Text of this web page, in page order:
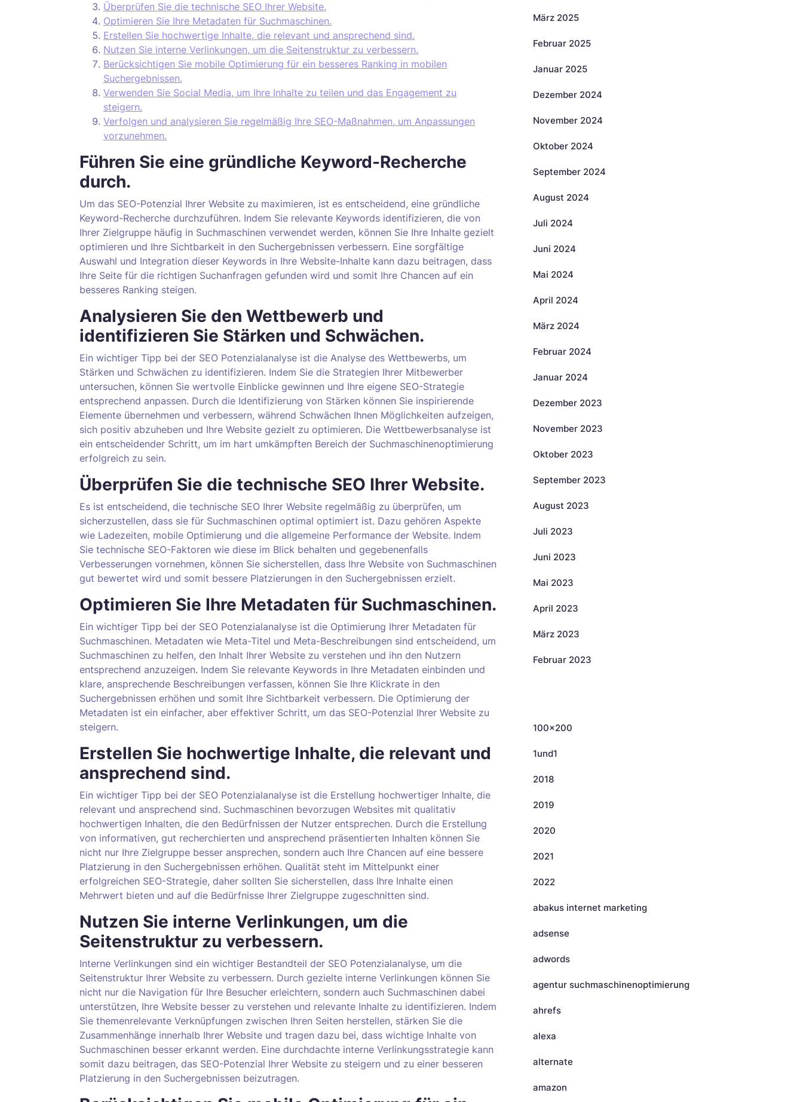
Überprüfen Sie die technische SEO Ihrer Website.
Optimieren Sie Ihre Metadaten für Suchmaschinen.
Erstellen Sie hochwertige Inhalte, die relevant und ansprechend sind.
Nutzen Sie interne Verlinkungen, um die Seitenstruktur zu verbessern.
Berücksichtigen Sie mobile Optimierung für ein besseres Ranking in mobilen
Suchergebnissen.
Verwenden Sie Social Media, um Ihre Inhalte zu teilen und das Engagement zu
steigern.
Verfolgen und analysieren Sie regelmäßig Ihre SEO-Maßnahmen, um Anpassungen
vorzunehmen.
Führen Sie eine gründliche Keyword-Recherche
durch.
Um das SEO-Potenzial Ihrer Website zu maximieren, ist es entscheidend, eine gründliche
Keyword-Recherche durchzuführen. Indem Sie relevante Keywords identifizieren, die von
Ihrer Zielgruppe häufig in Suchmaschinen verwendet werden, können Sie Ihre Inhalte gezielt
optimieren und Ihre Sichtbarkeit in den Suchergebnissen verbessern. Eine sorgfältige
Auswahl und Integration dieser Keywords in Ihre Website-Inhalte kann dazu beitragen, dass
Ihre Seite für die richtigen Suchanfragen gefunden wird und somit Ihre Chancen auf ein
besseres Ranking steigen.
Analysieren Sie den Wettbewerb und
identifizieren Sie Stärken und Schwächen.
Ein wichtiger Tipp bei der SEO Potenzialanalyse ist die Analyse des Wettbewerbs, um
Stärken und Schwächen zu identifizieren. Indem Sie die Strategien Ihrer Mitbewerber
untersuchen, können Sie wertvolle Einblicke gewinnen und Ihre eigene SEO-Strategie
entsprechend anpassen. Durch die Identifizierung von Stärken können Sie inspirierende
Elemente übernehmen und verbessern, während Schwächen Ihnen Möglichkeiten aufzeigen,
sich positiv abzuheben und Ihre Website gezielt zu optimieren. Die Wettbewerbsanalyse ist
ein entscheidender Schritt, um im hart umkämpften Bereich der Suchmaschinenoptimierung
erfolgreich zu sein.
Überprüfen Sie die technische SEO Ihrer Website.
Es ist entscheidend, die technische SEO Ihrer Website regelmäßig zu überprüfen, um
sicherzustellen, dass sie für Suchmaschinen optimal optimiert ist. Dazu gehören Aspekte
wie Ladezeiten, mobile Optimierung und die allgemeine Performance der Website. Indem
Sie technische SEO-Faktoren wie diese im Blick behalten und gegebenenfalls
Verbesserungen vornehmen, können Sie sicherstellen, dass Ihre Website von Suchmaschinen
gut bewertet wird und somit bessere Platzierungen in den Suchergebnissen erzielt.
Optimieren Sie Ihre Metadaten für Suchmaschinen.
Ein wichtiger Tipp bei der SEO Potenzialanalyse ist die Optimierung Ihrer Metadaten für
Suchmaschinen. Metadaten wie Meta-Titel und Meta-Beschreibungen sind entscheidend, um
Suchmaschinen zu helfen, den Inhalt Ihrer Website zu verstehen und ihn den Nutzern
entsprechend anzuzeigen. Indem Sie relevante Keywords in Ihre Metadaten einbinden und
klare, ansprechende Beschreibungen verfassen, können Sie Ihre Klickrate in den
Suchergebnissen erhöhen und somit Ihre Sichtbarkeit verbessern. Die Optimierung der
Metadaten ist ein einfacher, aber effektiver Schritt, um das SEO-Potenzial Ihrer Website zu
steigern.
Erstellen Sie hochwertige Inhalte, die relevant und
ansprechend sind.
Ein wichtiger Tipp bei der SEO Potenzialanalyse ist die Erstellung hochwertiger Inhalte, die
relevant und ansprechend sind. Suchmaschinen bevorzugen Websites mit qualitativ
hochwertigen Inhalten, die den Bedürfnissen der Nutzer entsprechen. Durch die Erstellung
von informativen, gut recherchierten und ansprechend präsentierten Inhalten können Sie
nicht nur Ihre Zielgruppe besser ansprechen, sondern auch Ihre Chancen auf eine bessere
Platzierung in den Suchergebnissen erhöhen. Qualität steht im Mittelpunkt einer
erfolgreichen SEO-Strategie, daher sollten Sie sicherstellen, dass Ihre Inhalte einen
Mehrwert bieten und auf die Bedürfnisse Ihrer Zielgruppe zugeschnitten sind.
Nutzen Sie interne Verlinkungen, um die
Seitenstruktur zu verbessern.
Interne Verlinkungen sind ein wichtiger Bestandteil der SEO Potenzialanalyse, um die
Seitenstruktur Ihrer Website zu verbessern. Durch gezielte interne Verlinkungen können Sie
nicht nur die Navigation für Ihre Besucher erleichtern, sondern auch Suchmaschinen dabei
unterstützen, Ihre Website besser zu verstehen und relevante Inhalte zu identifizieren. Indem
Sie themenrelevante Verknüpfungen zwischen Ihren Seiten herstellen, stärken Sie die
Zusammenhänge innerhalb Ihrer Website und tragen dazu bei, dass wichtige Inhalte von
Suchmaschinen besser erkannt werden. Eine durchdachte interne Verlinkungsstrategie kann
somit dazu beitragen, das SEO-Potenzial Ihrer Website zu steigern und zu einer besseren
Platzierung in den Suchergebnissen beizutragen.
März 2025
Februar 2025
Januar 2025
Dezember 2024
November 2024
Oktober 2024
September 2024
August 2024
Juli 2024
Juni 2024
Mai 2024
April 2024
März 2024
Februar 2024
Januar 2024
Dezember 2023
November 2023
Oktober 2023
September 2023
August 2023
Juli 2023
Juni 2023
Mai 2023
April 2023
März 2023
Februar 2023
100×200
1und1
2018
2019
2020
2021
2022
abakus internet marketing
adsense
adwords
agentur suchmaschinenoptimierung
ahrefs
alexa
alternate
amazon